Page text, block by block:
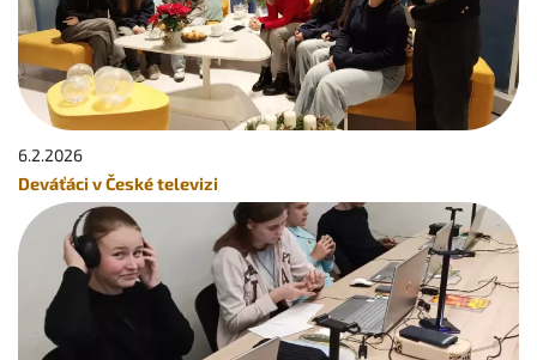
6.2.2026
Deváťáci v České televizi